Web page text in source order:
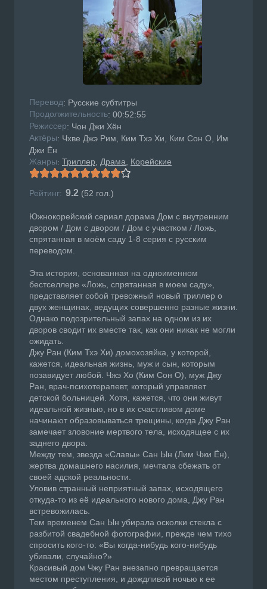
Перевод: Русские субтитры
Продолжительность: 00:52:55
Режисcер: Чон Джи Хён
Актёры: Чхве Джэ Рим, Ким Тхэ Хи, Ким Сон О, Им
Джи Ён
Жанры: Триллер Драма Корейские
Рейтинг: 9.2 (52 гол.)
Южнокорейский сериал дорама Дом с внутренним
двором / Дом с двором / Дом с участком / Ложь,
спрятанная в моём саду 1-8 серия с русским
переводом.
Эта история, основанная на одноименном
бестселлере «Ложь, спрятанная в моем саду»,
представляет собой тревожный новый триллер о
двух женщинах, ведущих совершенно разные жизни.
Однако подозрительный запах на одном из их
дворов сводит их вместе так, как они никак не могли
ожидать.
Джу Ран (Ким Тхэ Хи) домохозяйка, у которой,
кажется, идеальная жизнь, муж и сын, которым
позавидует любой. Чжэ Хо (Ким Сон О), муж Джу
Ран, врач-психотерапевт, который управляет
детской больницей. Хотя, кажется, что они живут
идеальной жизнью, но в их счастливом доме
начинают образовываться трещины, когда Джу Ран
замечает зловоние мертвого тела, исходящее с их
заднего двора.
Между тем, звезда «Славы» Сан Ын (Лим Чжи Ён),
жертва домашнего насилия, мечтала сбежать от
своей адской реальности.
Уловив странный неприятный запах, исходящего
откуда-то из её идеального нового дома, Джу Ран
встревожилась.
Тем временем Сан Ын убирала осколки стекла с
разбитой свадебной фотографии, прежде чем тихо
спросить кого-то: «Вы когда-нибудь кого-нибудь
убивали, случайно?»
Красивый дом Чжу Ран внезапно превращается
местом преступления, и дождливой ночью к ее